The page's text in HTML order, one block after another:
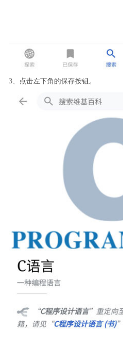
3、点击左下角的保存按钮。